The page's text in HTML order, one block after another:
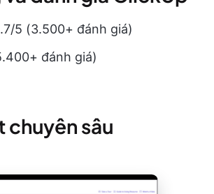
5 (3.500+ đánh giá)
đánh giá)
chuyên sâu